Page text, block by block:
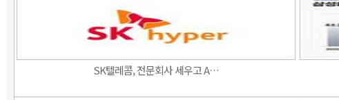
SK텔레콤, 전문회사 세우고 A…